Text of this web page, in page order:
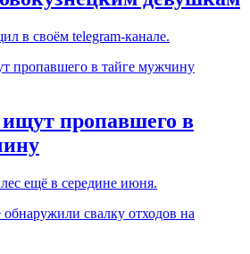
в своём telegram-канале.
ищут пропавшего в
ещё в середине июня.